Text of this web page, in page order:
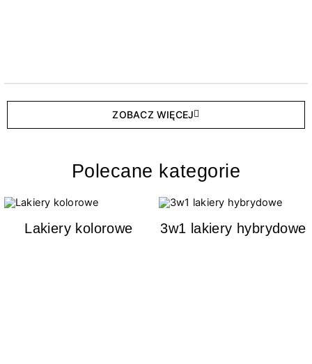
ZOBACZ WIĘCEJ
Polecane kategorie
Lakiery kolorowe 3w1 lakiery hybrydowe